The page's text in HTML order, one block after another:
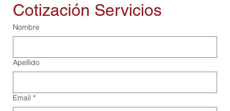
Cotización Servicios
Nombre
Apellido
Email *